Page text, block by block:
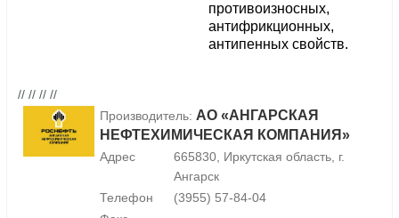
противоизносных,
антифрикционных,
антипенных свойств.
// // // //
Производитель: АО «АНГАРСКАЯ
НЕФТЕХИМИЧЕСКАЯ КОМПАНИЯ»
Адрес
665830, Иркутская область, г.
Ангарск
Телефон
(3955) 57-84-04